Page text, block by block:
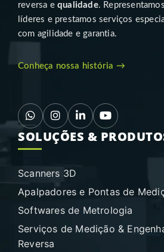
reversa e qualidade.
líderes e prestamos serviços
com agilidade e garantia.
Conheça nossa história →
SOLUÇÕES &
Scanners 3D
Apalpadores e Pontas de
Softwares de Metrologia
Serviços de Medição &
Reversa